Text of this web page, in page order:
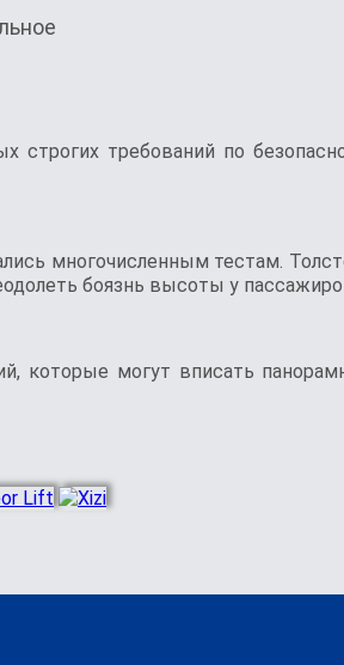
строгих требований по
многочисленным тестам.
боязнь высоты у
которые могут вписать